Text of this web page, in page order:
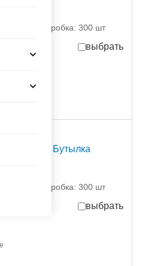
1 шт коробка: 300 шт
выбрать
A GIRL Бутылка
1 шт коробка: 300 шт
выбрать